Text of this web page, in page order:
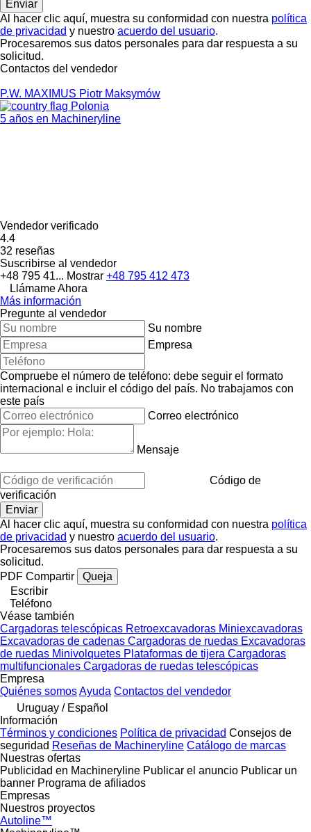
Al hacer clic aquí, muestra su conformidad con nuestra política
de privacidad y nuestro acuerdo del usuario.
Procesaremos sus datos personales para dar respuesta a su
solicitud.
Contactos del vendedor
P.W. MAXIMUS Piotr Maksymów
Polonia
5 años en Machineryline
Vendedor verificado
4.4
32 reseñas
Suscribirse al vendedor
+48 795 41... Mostrar +48 795 412 473
Llámame Ahora
Más información
Pregunte al vendedor
Su nombre
Empresa
Compruebe el número de teléfono: debe seguir el formato
internacional e incluir el código del país. No trabajamos con
este país
Correo electrónico
Mensaje
Código de
verificación
Al hacer clic aquí, muestra su conformidad con nuestra política
de privacidad y nuestro acuerdo del usuario.
Procesaremos sus datos personales para dar respuesta a su
solicitud.
PDF Compartir
Queja
Escribir
Teléfono
Véase también
Cargadoras telescópicas Retroexcavadoras Miniexcavadoras
Excavadoras de cadenas Cargadoras de ruedas Excavadoras
de ruedas Minivolquetes Plataformas de tijera Cargadoras
multifuncionales Cargadoras de ruedas telescópicas
Empresa
Quiénes somosAyuda Contactos del vendedor
Uruguay / Español
Información
Términos y condiciones Política de privacidad Consejos de
seguridad Reseñas de Machineryline Catálogo de marcas
Nuestras ofertas
Publicidad en Machineryline Publicar el anuncio Publicar un
banner Programa de afiliados
Empresas
Nuestros proyectos
Autoline™